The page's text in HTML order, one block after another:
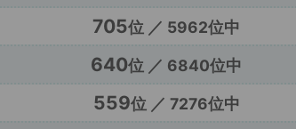
705位 ／ 5962位中
640位 ／ 6840位中
559位 ／ 7276位中